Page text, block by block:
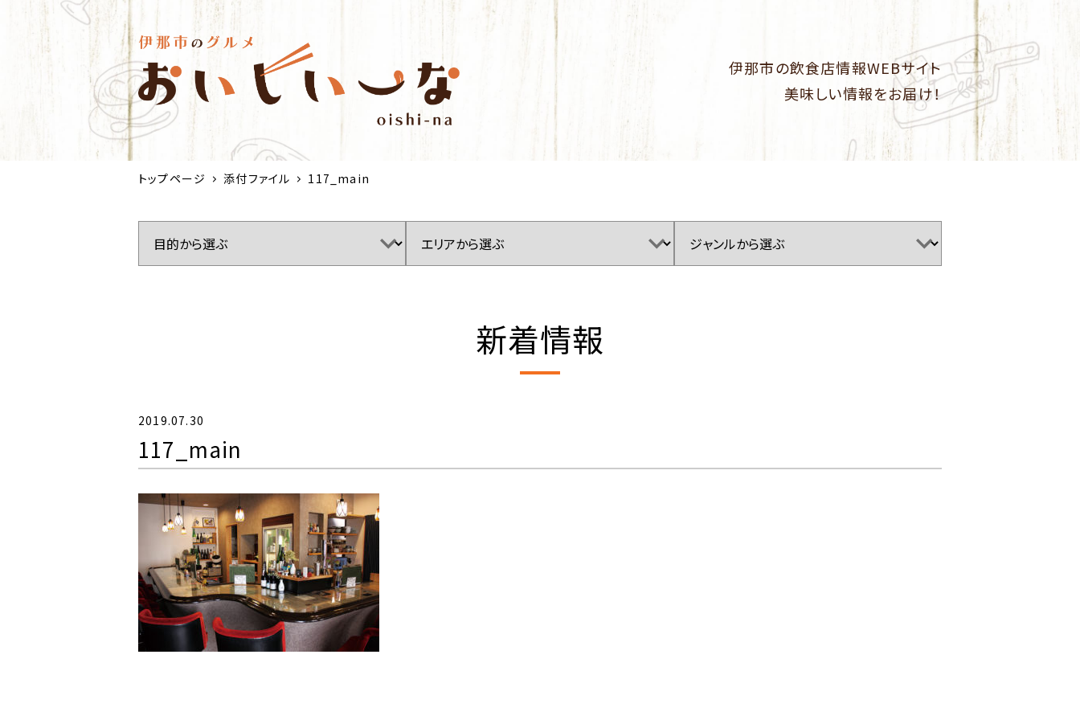
伊那市の飲食店情報WEBサイト
美味しい情報をお届け！
トップページ 添付ファイル 117_main
新着情報
2019.07.30
117_main